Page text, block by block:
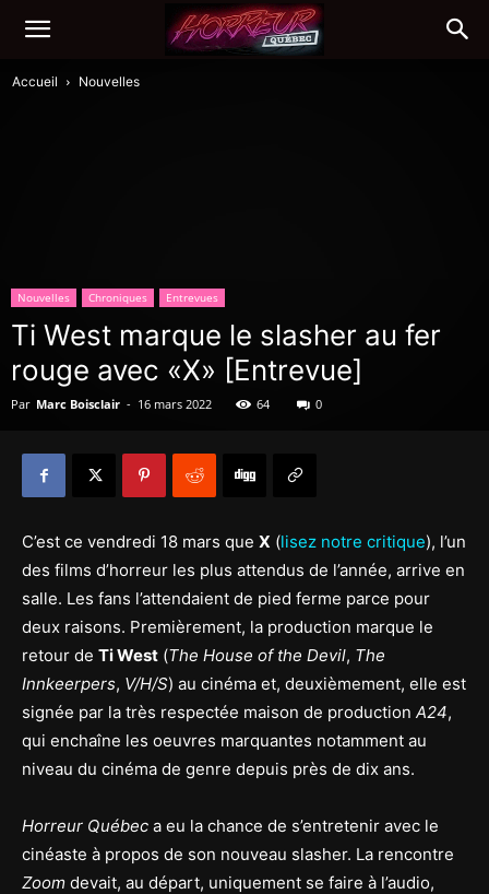
Accueil Nouvelles
Nouvelles Chroniques Entrevues
Ti West marque le slasher au fer
rouge avec «X» [Entrevue]
Par Marc Boisclair - 16 mars 2022 64 0
C’est ce vendredi 18 mars que X (lisez notre critique), l’un
des films d’horreur les plus attendus de l’année, arrive en
salle. Les fans l’attendaient de pied ferme parce pour
deux raisons. Premièrement, la production marque le
retour de Ti West (The House of the Devil, The
Innkeerpers, V/H/S) au cinéma et, deuxièmement, elle est
signée par la très respectée maison de production A24,
qui enchaîne les oeuvres marquantes notamment au
niveau du cinéma de genre depuis près de dix ans.
Horreur Québec a eu la chance de s’entretenir avec le
cinéaste à propos de son nouveau slasher. La rencontre
Zoom devait, au départ, uniquement se faire à l’audio,